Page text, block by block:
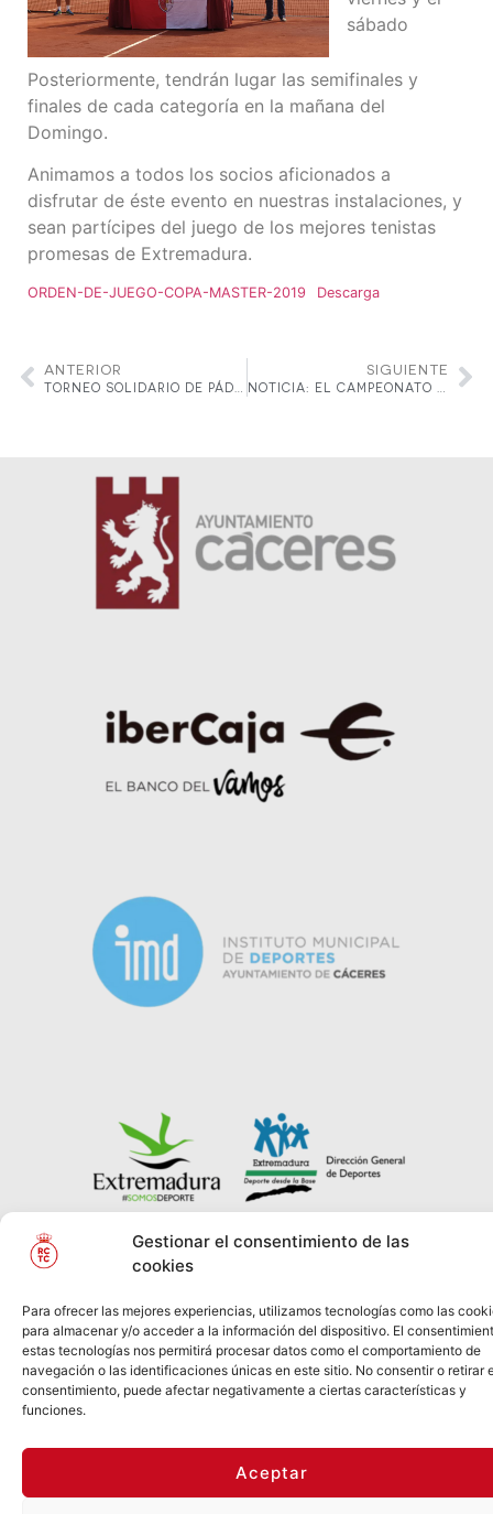
Gestionar el consentimiento de las
cookies
Para ofrecer las mejores experiencias, utilizamos tecnologías como las
para almacenar y/o acceder a la información del dispositivo. El
estas tecnologías nos permitirá procesar datos como el comportamiento de
navegación o las identificaciones únicas en este sitio. No consentir o retirar
consentimiento, puede afectar negativamente a ciertas características y
funciones.
Aceptar
sábado
Posteriormente, tendrán lugar las semifinales y
finales de cada categoría en la mañana del
Domingo.
Animamos a todos los socios aficionados a
disfrutar de éste evento en nuestras instalaciones, y
sean partícipes del juego de los mejores tenistas
promesas de Extremadura.
ORDEN-DE-JUEGO-COPA-MASTER-2019 Descarga
ANTERIOR SIGUIENTE
© REAL CLUB DE
CABEZARRUBIA
2026
Información Legal Política
de Cookies